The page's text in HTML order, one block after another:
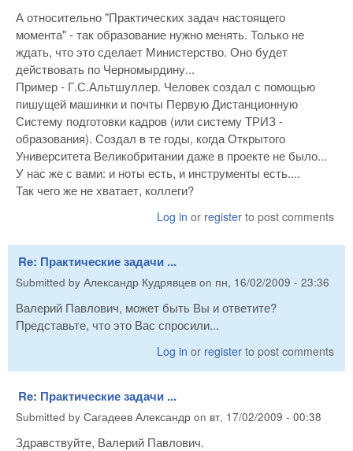
А относительно "Практических задач настоящего
момента" - так образование нужно менять. Только не
ждать, что это сделает Министерство. Оно будет
действовать по Черномырдину...
Пример - Г.С.Альтшуллер. Человек создал с помощью
пишущей машинки и почты Первую Дистанционную
Систему подготовки кадров (или систему ТРИЗ -
образования). Создал в те годы, когда Открытого
Университета Великобритании даже в проекте не было...
У нас же с вами: и ноты есть, и инструменты есть....
Так чего же не хватает, коллеги?
Log in or register to post comments
Re: Практические задачи ...
Submitted by Александр Кудрявцев on пн, 16/02/2009 - 23:36
Валерий Павлович, может быть Вы и ответите?
Представьте, что это Вас спросили...
Log in or register to post comments
Re: Практические задачи ...
Submitted by Сагадеев Александр on вт, 17/02/2009 - 00:38
Здравствуйте, Валерий Павлович.